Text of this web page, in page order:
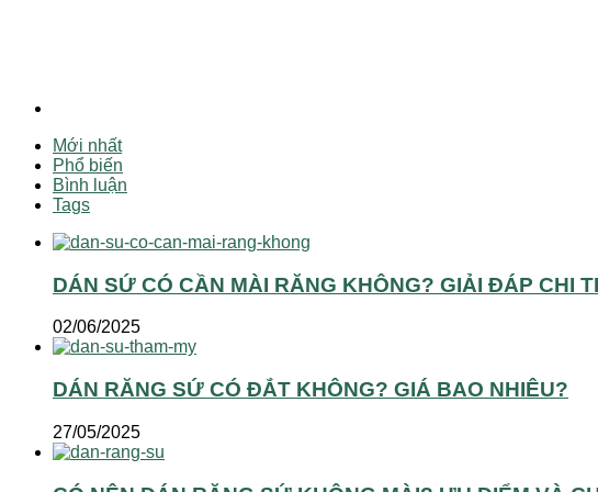
Mới nhất
Phổ biến
Bình luận
Tags
DÁN SỨ CÓ CẦN MÀI RĂNG KHÔNG? GIẢI ĐÁP CHI
02/06/2025
DÁN RĂNG SỨ CÓ ĐẮT KHÔNG? GIÁ BAO NHIÊU?
27/05/2025